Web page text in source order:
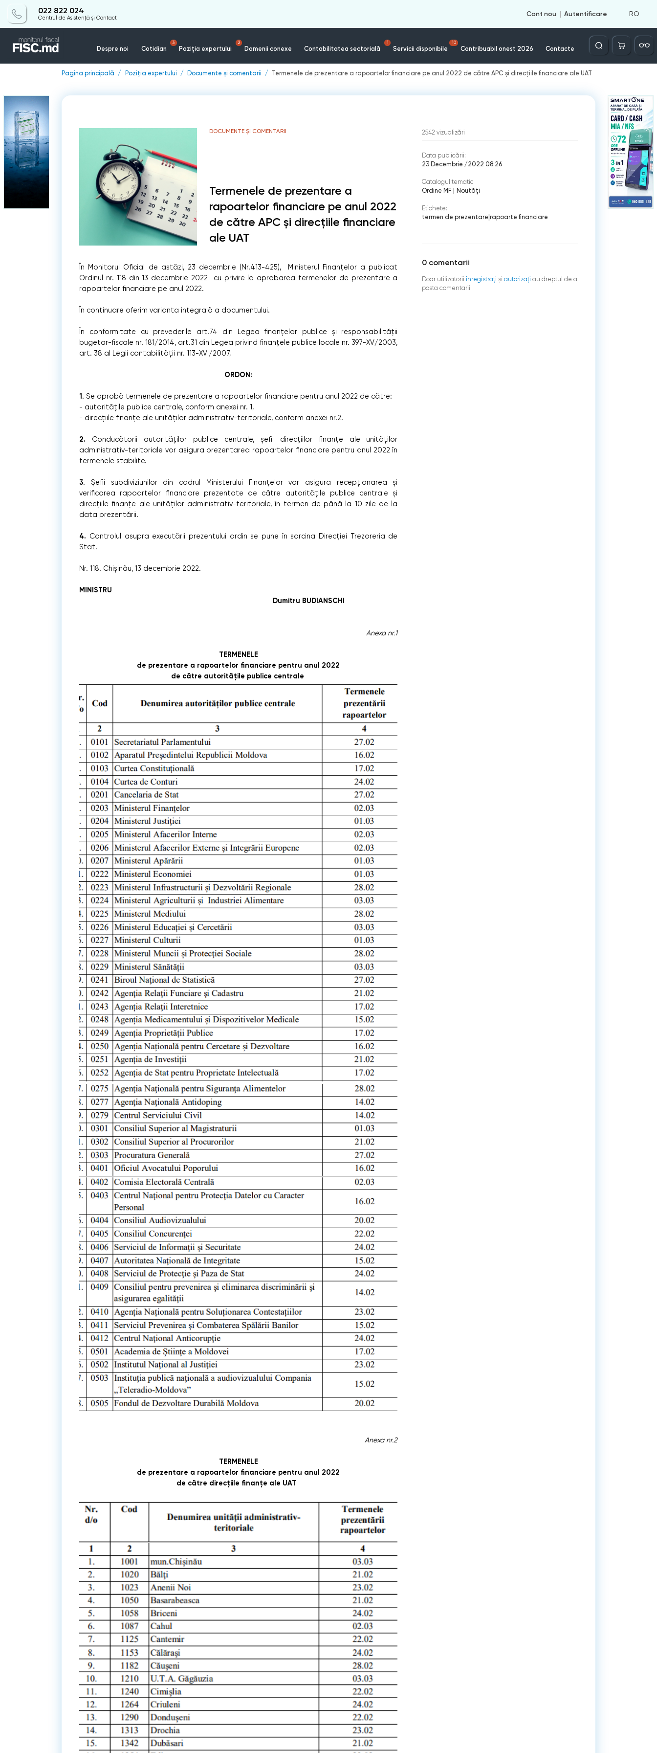
022 822 024
Centrul de Asistență și Contact
Cont nou Autentificare RO
Despre noi Cotidian
3
Poziția expertului
2
Domenii conexe Contabilitatea sectorială
1
Servicii disponibile
10
Contribuabil onest 2026 Contacte
Căutare
Pagina principală Poziția expertului Documente și comentarii Termenele de prezentare a rapoartelor financiare pe anul 2022 de către APC și direcțiile financiare ale UAT
DOCUMENTE ȘI COMENTARII
Termenele de prezentare a
rapoartelor financiare pe anul 2022
de către APC și direcțiile financiare
ale UAT
În Monitorul Oficial de astăzi, 23 decembrie (Nr.413-425), Ministerul Finanțelor a publicat
Ordinul nr. 118 din 13 decembrie 2022 cu privire la aprobarea termenelor de prezentare a
rapoartelor financiare pe anul 2022.
În continuare oferim varianta integrală a documentului.
În conformitate cu prevederile art.74 din Legea finanţelor publice şi responsabilităţii
bugetar-fiscale nr. 181/2014, art.31 din Legea privind finanţele publice locale nr. 397-XV/2003,
art. 38 al Legii contabilităţii nr. 113-XVI/2007,
ORDON:
1. Se aprobă termenele de prezentare a rapoartelor financiare pentru anul 2022 de către:
- autorităţile publice centrale, conform anexei nr. 1,
- direcţiile finanţe ale unităților administrativ-teritoriale, conform anexei nr.2.
2. Conducătorii autorităţilor publice centrale, şefii direcţiilor finanţe ale unităților
administrativ-teritoriale vor asigura prezentarea rapoartelor financiare pentru anul 2022 în
termenele stabilite.
3. Șefii subdiviziunilor din cadrul Ministerului Finanțelor vor asigura recepționarea și
verificarea rapoartelor financiare prezentate de către autoritățile publice centrale și
direcțiile finanțe ale unităților administrativ-teritoriale, în termen de până la 10 zile de la
data prezentării.
4. Controlul asupra executării prezentului ordin se pune în sarcina Direcției Trezoreria de
Stat.
Nr. 118. Chişinău, 13 decembrie 2022.
MINISTRU
Dumitru BUDIANSCHI
Anexa nr.1
TERMENELE
de prezentare a rapoartelor financiare pentru anul 2022
de către autoritățile publice centrale
Anexa nr.2
TERMENELE
de prezentare a rapoartelor financiare pentru anul 2022
de către direcţiile finanţe ale UAT
2542 vizualizări
Data publicării:
23 Decembrie /2022 08:26
Catalogul tematic
Ordine MF
Noutăți
Etichete:
termen de prezentare rapoarte financiare
0 comentarii
Doar utilizatorii înregistraţi şi autorizați au dreptul de a
posta comentarii.